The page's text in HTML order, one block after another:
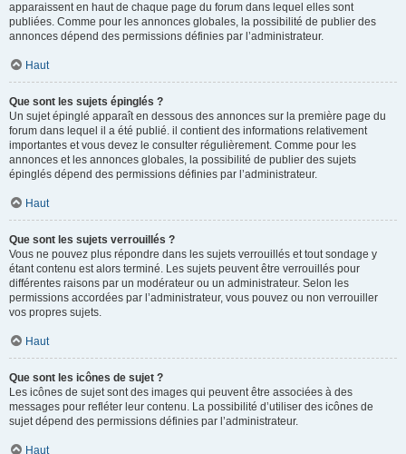
apparaissent en haut de chaque page du forum dans lequel elles sont
publiées. Comme pour les annonces globales, la possibilité de publier des
annonces dépend des permissions définies par l’administrateur.
Haut
Que sont les sujets épinglés ?
Un sujet épinglé apparaît en dessous des annonces sur la première page du
forum dans lequel il a été publié. il contient des informations relativement
importantes et vous devez le consulter régulièrement. Comme pour les
annonces et les annonces globales, la possibilité de publier des sujets
épinglés dépend des permissions définies par l’administrateur.
Haut
Que sont les sujets verrouillés ?
Vous ne pouvez plus répondre dans les sujets verrouillés et tout sondage y
étant contenu est alors terminé. Les sujets peuvent être verrouillés pour
différentes raisons par un modérateur ou un administrateur. Selon les
permissions accordées par l’administrateur, vous pouvez ou non verrouiller
vos propres sujets.
Haut
Que sont les icônes de sujet ?
Les icônes de sujet sont des images qui peuvent être associées à des
messages pour refléter leur contenu. La possibilité d’utiliser des icônes de
sujet dépend des permissions définies par l’administrateur.
Haut